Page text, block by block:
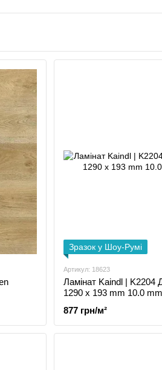
Зразок у Шоу-Румі
Артикул: 18623
Ламінат Kaindl | K2204
1290 x 193 mm 10.0 mm
877 грн/м²